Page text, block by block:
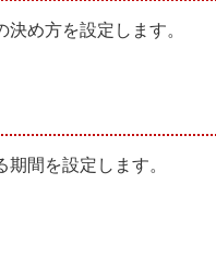
め方を設定します。
間を設定します。